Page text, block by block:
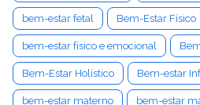
bem-estar fetal Bem-Estar Físico
bem-estar físico e emocional
Bem-Estar Holístico Bem-estar
bem-estar materno bem-estar